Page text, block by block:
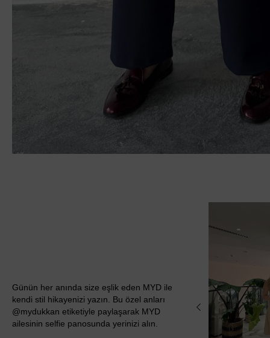
Günün her anında size eşlik eden MYD ile
kendi stil hikayenizi yazın. Bu özel anları
@mydukkan etiketiyle paylaşarak MYD
ailesinin selfie panosunda yerinizi alın.